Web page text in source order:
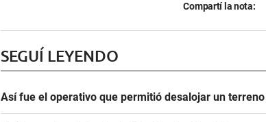
Compartí la nota:
SEGUÍ LEYENDO
Así fue el operativo que permitió desalojar un